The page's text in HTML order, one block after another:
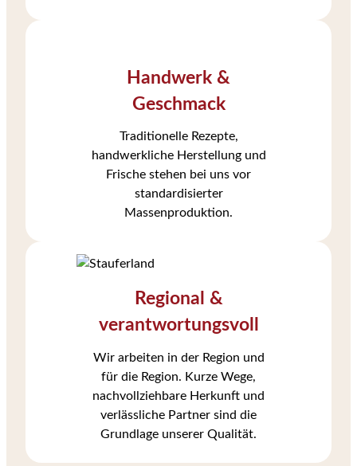
Handwerk &
Geschmack
Traditionelle Rezepte,
handwerkliche Herstellung und
Frische stehen bei uns vor
standardisierter
Massenproduktion.
Regional &
verantwortungsvoll
Wir arbeiten in der Region und
für die Region. Kurze Wege,
nachvollziehbare Herkunft und
verlässliche Partner sind die
Grundlage unserer Qualität.